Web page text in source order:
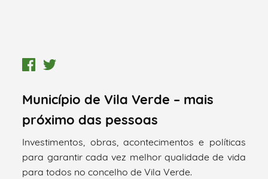
Município de Vila Verde – mais
próximo das pessoas
Investimentos, obras, acontecimentos e políticas
para garantir cada vez melhor qualidade de vida
para todos no concelho de Vila Verde.